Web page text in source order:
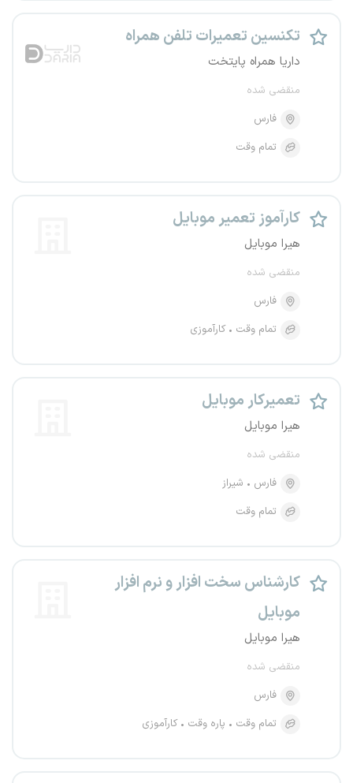
تکنسین تعمیرات تلفن همراه
داریا همراه پایتخت
منقضی شده
فارس
تمام وقت
کارآموز تعمیر موبایل
هیرا موبایل
منقضی شده
فارس
تمام وقت
کارآموزی
تعمیرکار موبایل
هیرا موبایل
منقضی شده
فارس
شیراز
تمام وقت
کارشناس سخت افزار و نرم افزار
موبایل
هیرا موبایل
منقضی شده
فارس
تمام وقت
پاره وقت کارآموزی